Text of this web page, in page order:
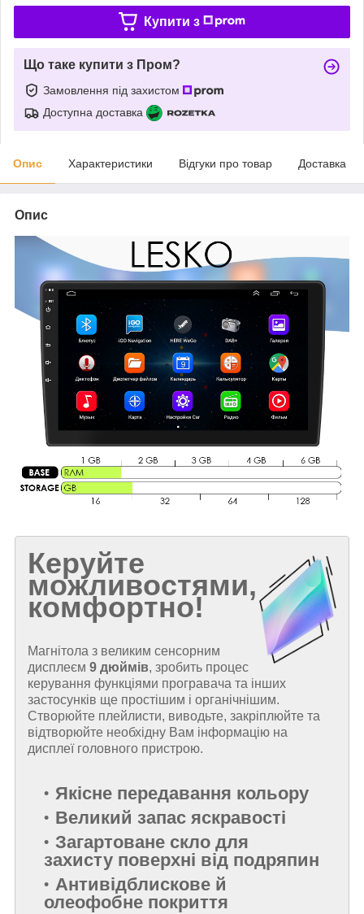
Купити з
Що таке купити з Пром?
Замовлення під захистом
Доступна доставка
Опис Характеристики Відгуки про товар Доставка
Опис
Керуйте
можливостями,
комфортно!
Магнітола з великим сенсорним
дисплеєм 9 дюймів, зробить процес
керування функціями програвача та інших
застосунків ще простішим і органічнішим.
Створюйте плейлисти, виводьте, закріплюйте та
відтворюйте необхідну Вам інформацію на
дисплеї головного пристрою.
Якісне передавання кольору
Великий запас яскравості
Загартоване скло для
захисту поверхні від подряпин
Антивідблискове й
олеофобне покриття